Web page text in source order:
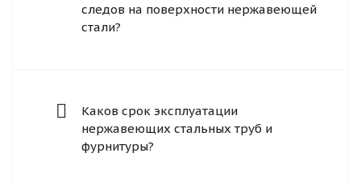
следов на поверхности нержавеющей
стали?
Каков срок эксплуатации
нержавеющих стальных труб и
фурнитуры?